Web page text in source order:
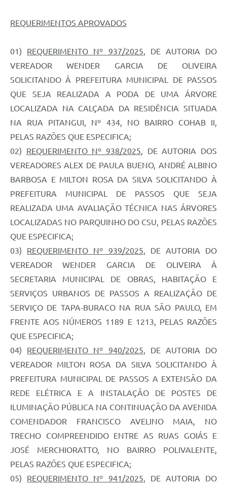
REQUERIMENTOS APROVADOS
01) REQUERIMENTO Nº 937/2025 , DE AUTORIA DO
VEREADOR WENDER GARCIA DE OLIVEIRA
SOLICITANDO À PREFEITURA MUNICIPAL DE PASSOS
QUE SEJA REALIZADA A PODA DE UMA ÁRVORE
LOCALIZADA NA CALÇADA DA RESIDÊNCIA SITUADA
NA RUA PITANGUI, Nº 434, NO BAIRRO COHAB II,
PELAS RAZÕES QUE ESPECIFICA;
02) REQUERIMENTO Nº 938/2025 , DE AUTORIA DOS
VEREADORES ALEX DE PAULA BUENO, ANDRÉ ALBINO
BARBOSA E MILTON ROSA DA SILVA SOLICITANDO À
PREFEITURA MUNICIPAL DE PASSOS QUE SEJA
REALIZADA UMA AVALIAÇÃO TÉCNICA NAS ÁRVORES
LOCALIZADAS NO PARQUINHO DO CSU, PELAS RAZÕES
QUE ESPECIFICA;
03) REQUERIMENTO Nº 939/2025 , DE AUTORIA DO
VEREADOR WENDER GARCIA DE OLIVEIRA À
SECRETARIA MUNICIPAL DE OBRAS, HABITAÇÃO E
SERVIÇOS URBANOS DE PASSOS A REALIZAÇÃO DE
SERVIÇO DE TAPA-BURACO NA RUA SÃO PAULO, EM
FRENTE AOS NÚMEROS 1189 E 1213, PELAS RAZÕES
QUE ESPECIFICA;
04) REQUERIMENTO Nº 940/2025 , DE AUTORIA DO
VEREADOR MILTON ROSA DA SILVA SOLICITANDO À
PREFEITURA MUNICIPAL DE PASSOS A EXTENSÃO DA
REDE ELÉTRICA E A INSTALAÇÃO DE POSTES DE
ILUMINAÇÃO PÚBLICA NA CONTINUAÇÃO DA AVENIDA
COMENDADOR FRANCISCO AVELINO MAIA, NO
TRECHO COMPREENDIDO ENTRE AS RUAS GOIÁS E
JOSÉ MERCHIORATTO, NO BAIRRO POLIVALENTE,
PELAS RAZÕES QUE ESPECIFICA;
05) REQUERIMENTO Nº 941/2025 , DE AUTORIA DO